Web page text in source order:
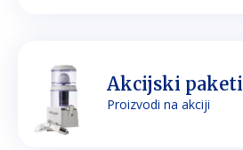
Akcijski paketi
Proizvodi na akciji